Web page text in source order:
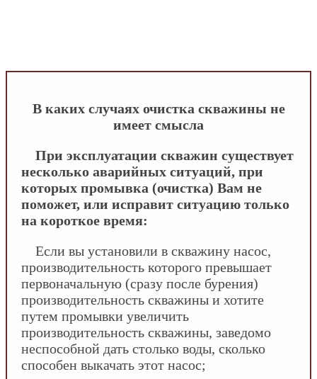
В каких случаях очистка скважины не
имеет смысла
При эксплуатации скважин существует
несколько аварийных ситуаций, при
которых промывка (очистка) Вам не
поможет, или исправит ситуацию только
на короткое время:
Если вы установили в скважину насос,
производительность которого превышает
первоначальную (сразу после бурения)
производительность скважины и хотите
путем промывки увеличить
производительность скважины, заведомо
неспособной дать столько воды, сколько
способен выкачать этот насос;